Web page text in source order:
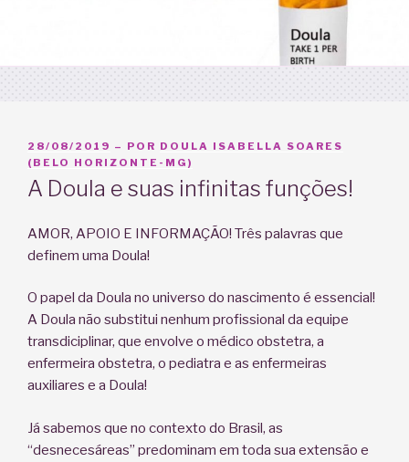
PUBLICADO
EM
28/08/2019 – POR DOULA ISABELLA SOARES
(BELO HORIZONTE-MG)
A Doula e suas infinitas funções!
AMOR, APOIO E INFORMAÇÃO! Três palavras que
definem uma Doula!
O papel da Doula no universo do nascimento é essencial!
A Doula não substitui nenhum profissional da equipe
transdiciplinar, que envolve o médico obstetra, a
enfermeira obstetra, o pediatra e as enfermeiras
auxiliares e a Doula!
Já sabemos que no contexto do Brasil, as
“desnecesáreas” predominam em toda sua extensão e